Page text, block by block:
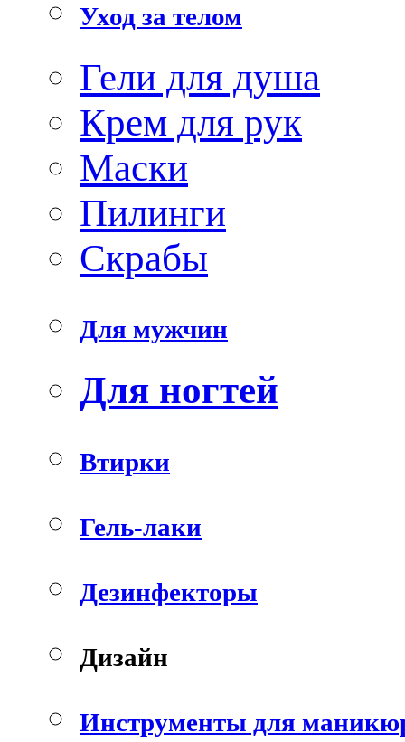
Уход за телом
Гели для душа
Крем для рук
Маски
Пилинги
Скрабы
Для мужчин
Для ногтей
Втирки
Гель-лаки
Дезинфекторы
Дизайн
Инструменты для